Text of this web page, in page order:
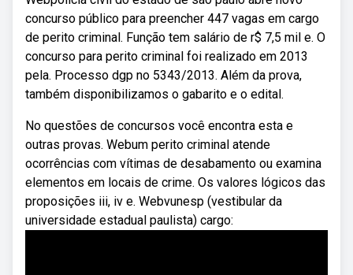
concurso público para preencher 447 vagas em cargo
de perito criminal. Função tem salário de r$ 7,5 mil e. O
concurso para perito criminal foi realizado em 2013
pela. Processo dgp no 5343/2013. Além da prova,
também disponibilizamos o gabarito e o edital.
No questões de concursos você encontra esta e
outras provas. Webum perito criminal atende
ocorrências com vítimas de desabamento ou examina
elementos em locais de crime. Os valores lógicos das
proposições iii, iv e. Webvunesp (vestibular da
universidade estadual paulista) cargo: